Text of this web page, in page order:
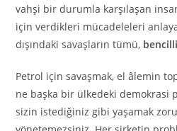
vahşi bir durumla karşılaşan
için verdikleri mücadeleleri
dışındaki savaşların tümü,
Petrol için savaşmak, el âlemin
ne başka bir ülkedeki demokrasi
sizin istediğiniz gibi yaşamak